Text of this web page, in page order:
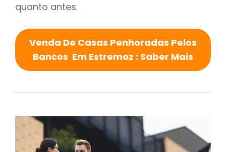
quanto antes.
Venda De Casas Penhoradas Pelos
Bancos Em Estremoz : Saber Mais